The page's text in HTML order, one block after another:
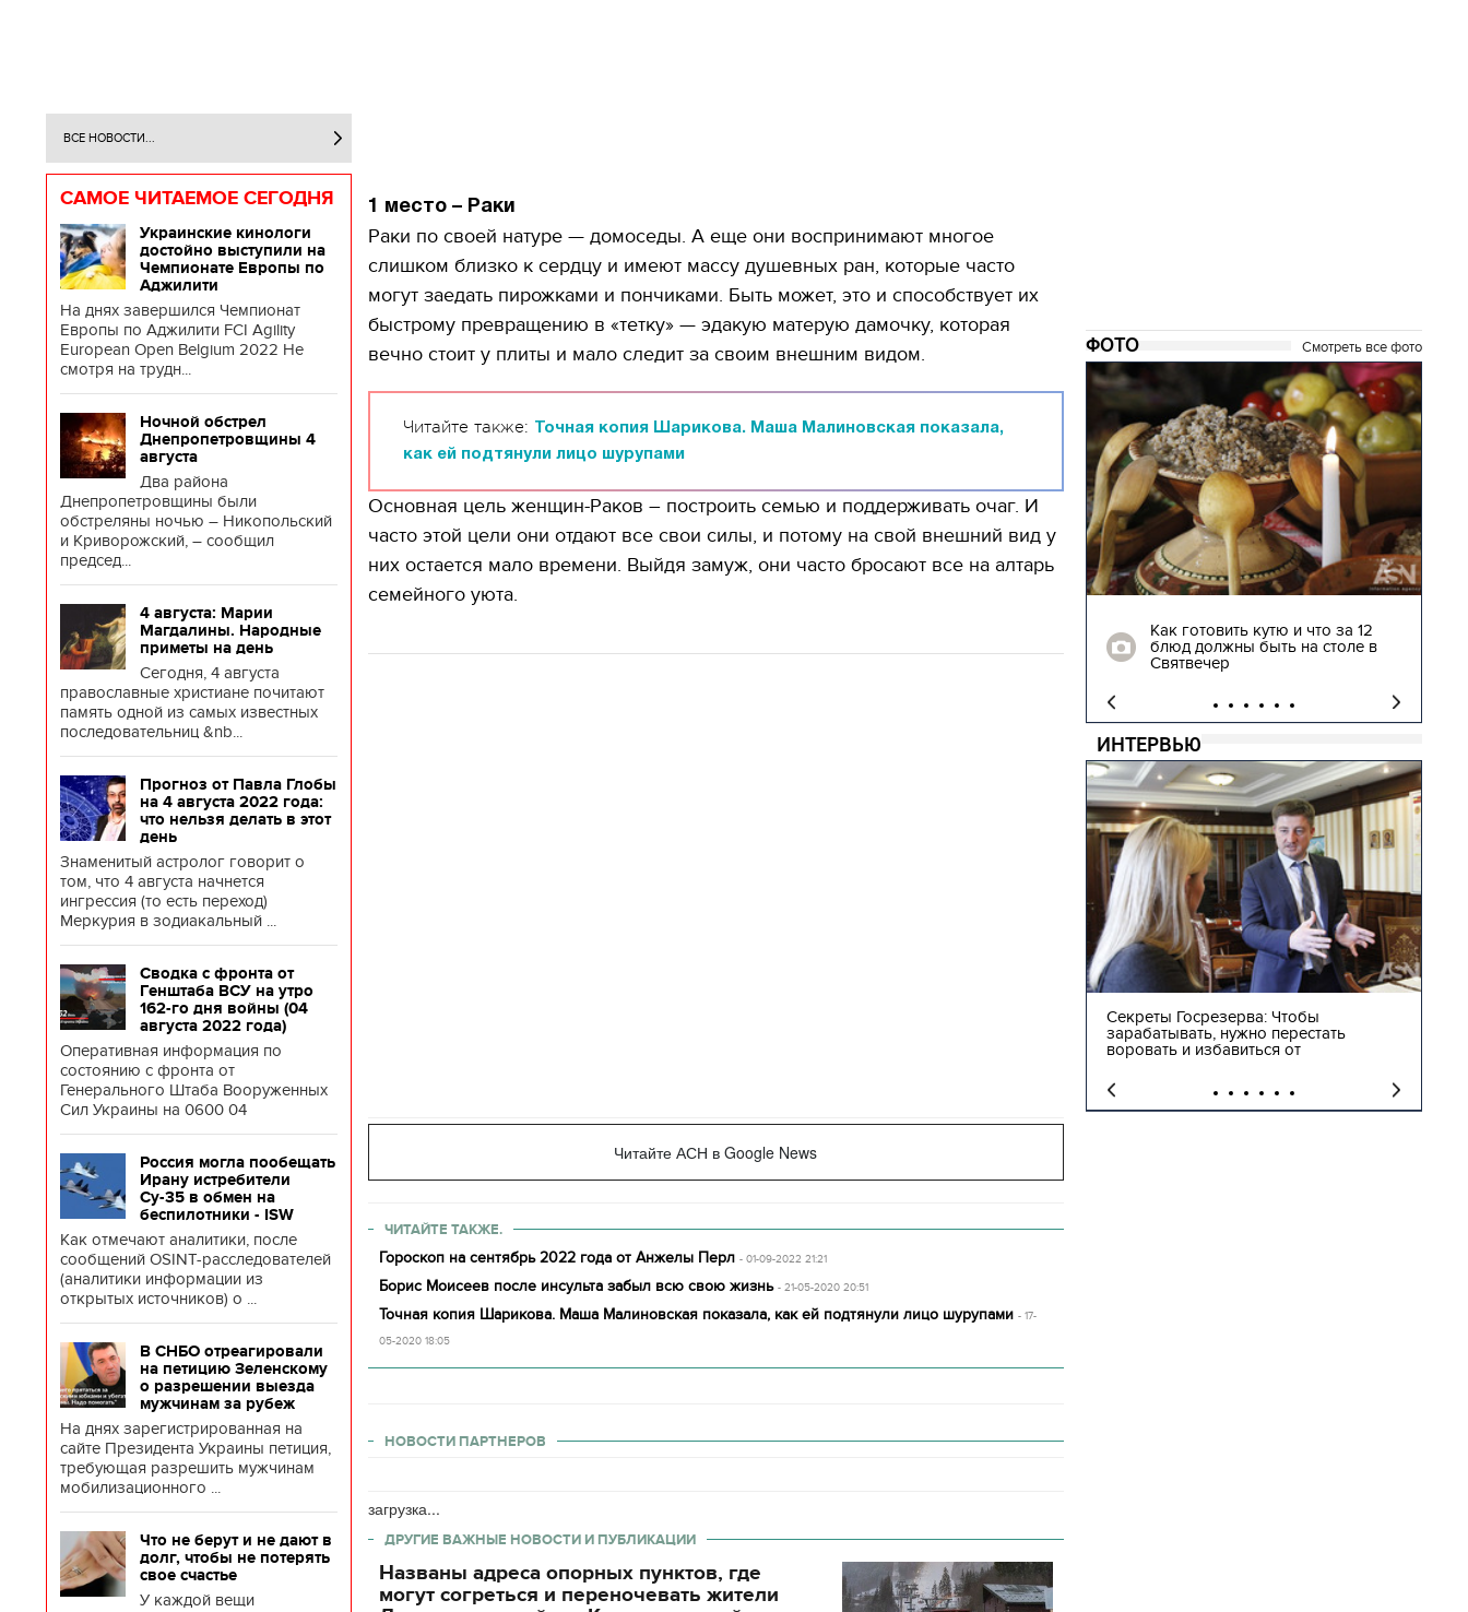
ВСЕ НОВОСТИ...
САМОЕ ЧИТАЕМОЕ СЕГОДНЯ
Украинские кинологи
достойно выступили на
Чемпионате Европы по
Аджилити
На днях завершился Чемпионат
Европы по Аджилити FCI Agility
European Open Belgium 2022 Не
смотря на трудн...
Ночной обстрел
Днепропетровщины 4
августа
Два района
Днепропетровщины были
обстреляны ночью – Никопольский
и Криворожский, – сообщил
председ...
4 августа: Марии
Магдалины. Народные
приметы на день
Сегодня, 4 августа
православные христиане почитают
память одной из самых известных
последовательниц &nb...
Прогноз от Павла Глобы
на 4 августа 2022 года:
что нельзя делать в этот
день
Знаменитый астролог говорит о
том, что 4 августа начнется
ингрессия (то есть переход)
Меркурия в зодиакальный ...
Сводка с фронта от
Генштаба ВСУ на утро
162-го дня войны (04
августа 2022 года)
Оперативная информация по
состоянию с фронта от
Генерального Штаба Вооруженных
Сил Украины на 0600 04
Россия могла пообещать
Ирану истребители
Су-35 в обмен на
беспилотники - ISW
Как отмечают аналитики, после
сообщений OSINT-расследователей
(аналитики информации из
открытых источников) о ...
В СНБО отреагировали
на петицию Зеленскому
о разрешении выезда
мужчинам за рубеж
На днях зарегистрированная на
сайте Президента Украины петиция,
требующая разрешить мужчинам
мобилизационного ...
Что не берут и не дают в
долг, чтобы не потерять
свое счастье
У каждой вещи
1 место – Раки
Раки по своей натуре — домоседы. А еще они воспринимают многое
слишком близко к сердцу и имеют массу душевных ран, которые часто
могут заедать пирожками и пончиками. Быть может, это и способствует их
быстрому превращению в «тетку» — эдакую матерую дамочку, которая
вечно стоит у плиты и мало следит за своим внешним видом.
Читайте также:
Точная копия Шарикова. Маша Малиновская показала,
как ей подтянули лицо шурупами
Основная цель женщин-Раков – построить семью и поддерживать очаг. И
часто этой цели они отдают все свои силы, и потому на свой внешний вид у
них остается мало времени. Выйдя замуж, они часто бросают все на алтарь
семейного уюта.
Читайте АСН в Google News
ЧИТАЙТЕ ТАКЖЕ.
Гороскоп на сентябрь 2022 года от Анжелы Перл - 01-09-2022 21:21
Борис Моисеев после инсульта забыл всю свою жизнь - 21-05-2020 20:51
Точная копия Шарикова. Маша Малиновская показала, как ей подтянули лицо шурупами - 17-
05-2020 18:05
НОВОСТИ ПАРТНЕРОВ
загрузка...
ДРУГИЕ ВАЖНЫЕ НОВОСТИ И ПУБЛИКАЦИИ
Названы адреса опорных пунктов, где
могут согреться и переночевать жители
ФОТО Смотреть все фото
Как готовить кутю и что за 12
блюд должны быть на столе в
Святвечер
ИНТЕРВЬЮ
Лев Парцхаладзе: Надо не закрывать
школы, а строить такие, чтобы дети
сами захотели в них перейти